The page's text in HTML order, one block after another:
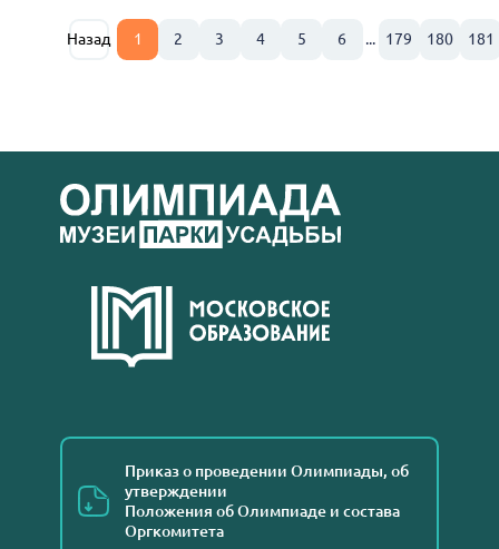
Назад 1 2 3 4 5 6 ... 179 180 181
Приказ о проведении Олимпиады, об
утверждении
Положения об Олимпиаде и состава
Оргкомитета